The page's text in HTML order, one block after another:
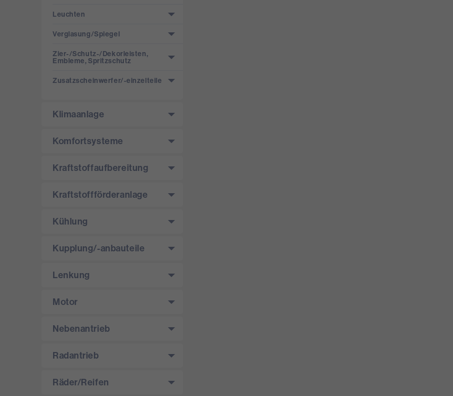
Leuchten
Verglasung/­Spiegel
Zier-/­Schutz-/­Dekorleisten,
Embleme, Spritzschutz
Zusatzscheinwerfer/­-einzelteile
Klimaanlage
Komfortsysteme
Kraftstoffaufbereitung
Kraftstoffförderanlage
Kühlung
Kupplung/­-anbauteile
Lenkung
Motor
Nebenantrieb
Radantrieb
Räder/­Reifen